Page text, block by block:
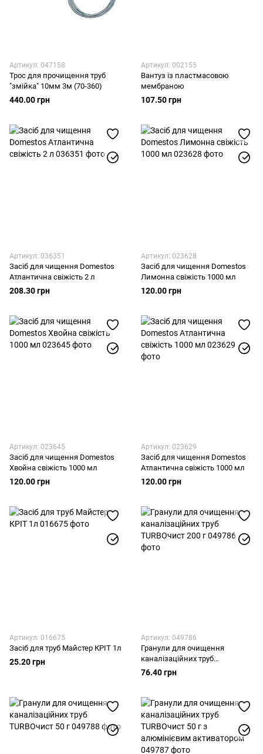
Артикул: 047158
Трос для прочищення труб
"змійка" 10мм 3м (70-360)
440.00 грн
Артикул: 002155
Вантуз із пластмасовою
мембраною
107.50 грн
Артикул: 036351
Засіб для чищення Domestos
Атлантична свіжість 2 л
208.30 грн
Артикул: 023628
Засіб для чищення Domestos
Лимонна свіжість 1000 мл
120.00 грн
Артикул: 023645
Засіб для чищення Domestos
Хвойна свіжість 1000 мл
120.00 грн
Артикул: 023629
Засіб для чищення Domestos
Атлантична свіжість 1000 мл
120.00 грн
Артикул: 016675
Засіб для труб Майстер КРІТ 1л
25.20 грн
Артикул: 049786
Гранули для очищення
каналізаційних труб
TURBOчист 200 г
76.40 грн